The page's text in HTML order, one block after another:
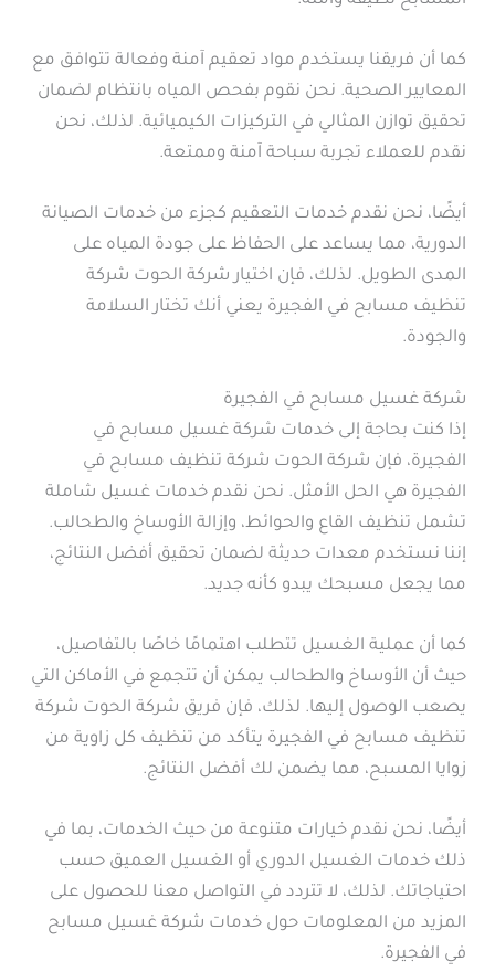
كما أن فريقنا يستخدم مواد تعقيم آمنة وفعالة تتوافق مع
المعايير الصحية. نحن نقوم بفحص المياه بانتظام لضمان
تحقيق توازن المثالي في التركيزات الكيميائية. لذلك، نحن
نقدم للعملاء تجربة سباحة آمنة وممتعة.
أيضًا، نحن نقدم خدمات التعقيم كجزء من خدمات الصيانة
الدورية، مما يساعد على الحفاظ على جودة المياه على
المدى الطويل. لذلك، فإن اختيار شركة الحوت شركة
تنظيف مسابح في الفجيرة يعني أنك تختار السلامة
والجودة.
شركة غسيل مسابح في الفجيرة
إذا كنت بحاجة إلى خدمات شركة غسيل مسابح في
الفجيرة، فإن شركة الحوت شركة تنظيف مسابح في
الفجيرة هي الحل الأمثل. نحن نقدم خدمات غسيل شاملة
تشمل تنظيف القاع والحوائط، وإزالة الأوساخ والطحالب.
إننا نستخدم معدات حديثة لضمان تحقيق أفضل النتائج،
مما يجعل مسبحك يبدو كأنه جديد.
كما أن عملية الغسيل تتطلب اهتمامًا خاصًا بالتفاصيل،
حيث أن الأوساخ والطحالب يمكن أن تتجمع في الأماكن التي
يصعب الوصول إليها. لذلك، فإن فريق شركة الحوت شركة
تنظيف مسابح في الفجيرة يتأكد من تنظيف كل زاوية من
زوايا المسبح، مما يضمن لك أفضل النتائج.
أيضًا، نحن نقدم خيارات متنوعة من حيث الخدمات، بما في
ذلك خدمات الغسيل الدوري أو الغسيل العميق حسب
احتياجاتك. لذلك، لا تتردد في التواصل معنا للحصول على
المزيد من المعلومات حول خدمات شركة غسيل مسابح
في الفجيرة.